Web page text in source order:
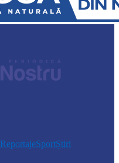
ReportajeSportȘtiri